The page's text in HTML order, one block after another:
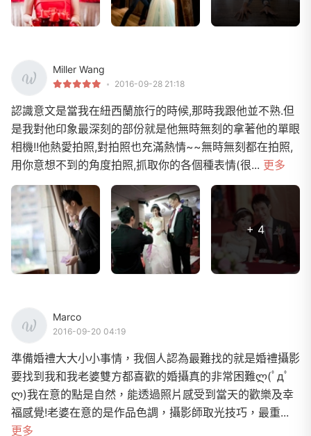
Miller Wang
2016-09-28 21:18
認識意文是當我在紐西蘭旅行的時候,那時我跟他並不熟.但
是我對他印象最深刻的部份就是他無時無刻的拿著他的單眼
相機!!他熱愛拍照,對拍照也充滿熱情~~無時無刻都在拍照,
用你意想不到的角度拍照,抓取你的各個種表情(很... 更多
+ 4
Marco
2016-09-20 04:19
準備婚禮大大小小事情，我個人認為最難找的就是婚禮攝影
要找到我和我老婆雙方都喜歡的婚攝真的非常困難ლ(ﾟдﾟ
ლ)我在意的點是自然，能透過照片感受到當天的歡樂及幸
福感覺!老婆在意的是作品色調，攝影師取光技巧，最重...
更多